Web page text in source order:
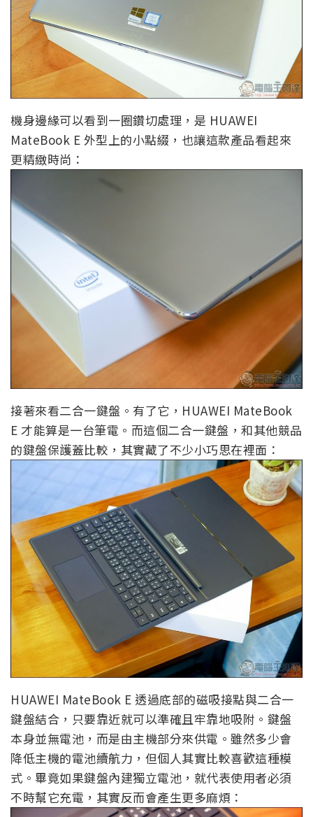
機身邊緣可以看到一圈鑽切處理，是 HUAWEI
MateBook E 外型上的小點綴，也讓這款產品看起來
更精緻時尚：
接著來看二合一鍵盤。有了它，HUAWEI MateBook
E 才能算是一台筆電。而這個二合一鍵盤，和其他競品
的鍵盤保護蓋比較，其實藏了不少小巧思在裡面：
HUAWEI MateBook E 透過底部的磁吸接點與二合一
鍵盤結合，只要靠近就可以準確且牢靠地吸附。鍵盤
本身並無電池，而是由主機部分來供電。雖然多少會
降低主機的電池續航力，但個人其實比較喜歡這種模
式。畢竟如果鍵盤內建獨立電池，就代表使用者必須
不時幫它充電，其實反而會產生更多麻煩：